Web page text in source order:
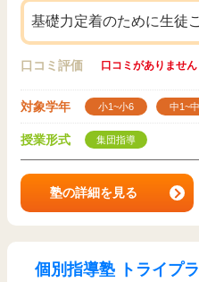
基礎力定着のために生徒
口コミ評価 口コミがありません
対象学年 小1~小6 中1~
授業形式 集団指導
塾の詳細を見る
個別指導塾 トライプ